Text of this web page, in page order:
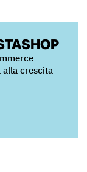
alla crescita